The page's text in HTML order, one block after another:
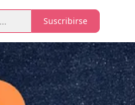
Suscribirse